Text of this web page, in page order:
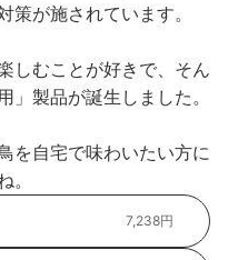
策が施されています。
しむことが好きで、そん
」製品が誕生しました。
を自宅で味わいたい方に
。
7,238円